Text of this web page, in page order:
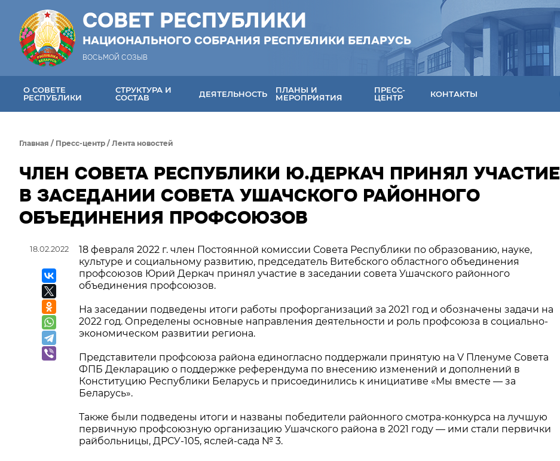
СОВЕТ РЕСПУБЛИКИ
НАЦИОНАЛЬНОГО СОБРАНИЯ РЕСПУБЛИКИ БЕЛАРУСЬ
ВОСЬМОЙ СОЗЫВ
О СОВЕТЕ
РЕСПУБЛИКИ
СТРУКТУРА И
СОСТАВ
ДЕЯТЕЛЬНОСТЬ
ПЛАНЫ И
МЕРОПРИЯТИЯ
ПРЕСС-
ЦЕНТР
КОНТАКТЫ
Главная / Пресс-центр / Лента новостей
ЧЛЕН СОВЕТА РЕСПУБЛИКИ Ю.ДЕРКАЧ ПРИНЯЛ УЧАСТИЕ
В ЗАСЕДАНИИ СОВЕТА УШАЧСКОГО РАЙОННОГО
ОБЪЕДИНЕНИЯ ПРОФСОЮЗОВ
18.02.2022
18 февраля 2022 г. член Постоянной комиссии Совета Республики по образованию, науке,
культуре и социальному развитию, председатель Витебского областного объединения
профсоюзов Юрий Деркач принял участие в заседании совета Ушачского районного
объединения профсоюзов.
На заседании подведены итоги работы профорганизаций за 2021 год и обозначены задачи на
2022 год. Определены основные направления деятельности и роль профсоюза в социально-
экономическом развитии региона.
Представители профсоюза района единогласно поддержали принятую на V Пленуме Совета
ФПБ Декларацию о поддержке референдума по внесению изменений и дополнений в
Конституцию Республики Беларусь и присоединились к инициативе «Мы вместе — за
Беларусь».
Также были подведены итоги и названы победители районного смотра-конкурса на лучшую
первичную профсоюзную организацию Ушачского района в 2021 году — ими стали первички
райбольницы, ДРСУ-105, яслей-сада № 3.